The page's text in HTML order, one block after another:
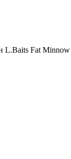
Fat Minnow